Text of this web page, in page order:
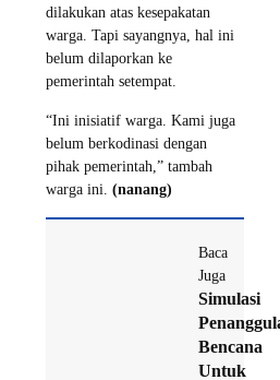
dilakukan atas kesepakatan
warga. Tapi sayangnya, hal ini
belum dilaporkan ke
pemerintah setempat.
“Ini inisiatif warga. Kami juga
belum berkodinasi dengan
pihak pemerintah,” tambah
warga ini. (nanang)
Baca
Juga
Simulasi
Bencana
Untuk